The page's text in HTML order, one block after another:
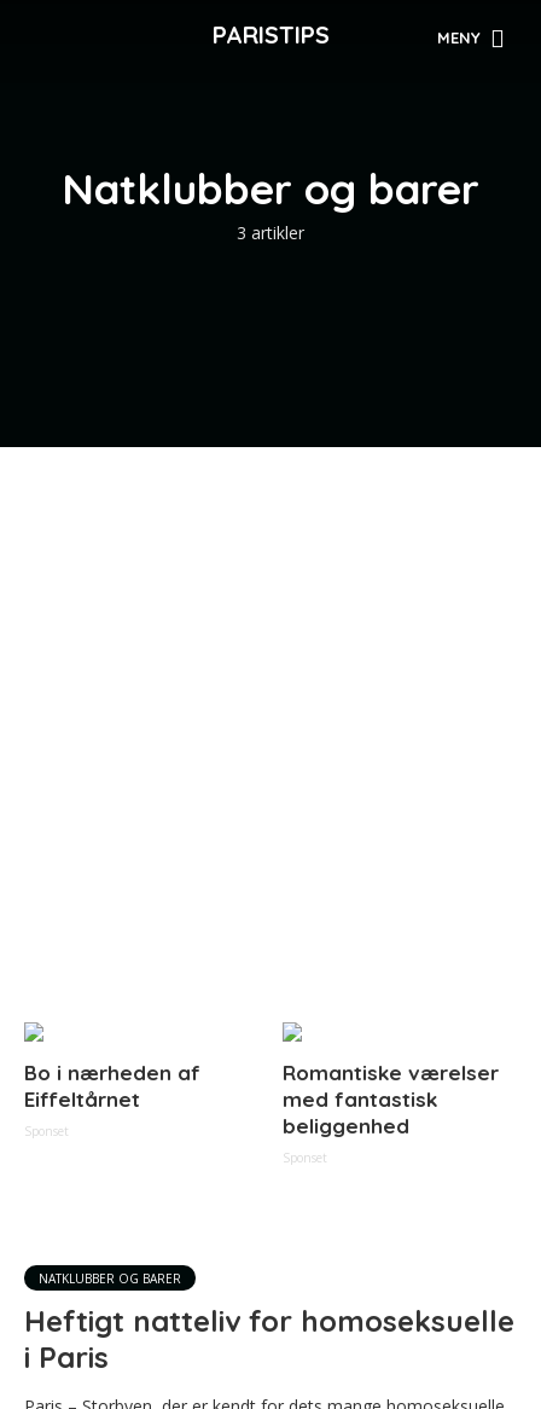
PARISTIPS MENY
Natklubber og barer
3 artikler
Bo i nærheden af
Eiffeltårnet
Sponset
Romantiske værelser
med fantastisk
beliggenhed
Sponset
NATKLUBBER OG BARER
Heftigt natteliv for homoseksuelle
i Paris